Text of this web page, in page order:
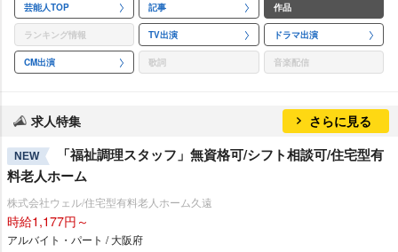
芸能人TOP 記事 作品
ランキング情報 TV出演 ドラマ出演
CM出演 歌詞 音楽配信
求人特集 さらに見る
NEW
「福祉調理スタッフ」無資格可/シフト相談可/住宅型有
料老人ホーム
株式会社ウェル/住宅型有料老人ホーム久遠
時給1,177円～
アルバイト・パート / 大阪府